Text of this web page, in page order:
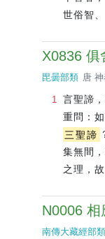
世俗智、
X0836 俱
毘曇部類 唐
言聖諦
重問：
三聖諦
集無間
之理，故
N0006
南傳大藏經部類